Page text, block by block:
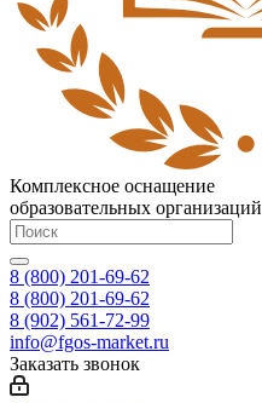
Комплексное оснащение
образовательных организаций
8 (800) 201-69-62
8 (800) 201-69-62
8 (902) 561-72-99
info@fgos-market.ru
Заказать звонок